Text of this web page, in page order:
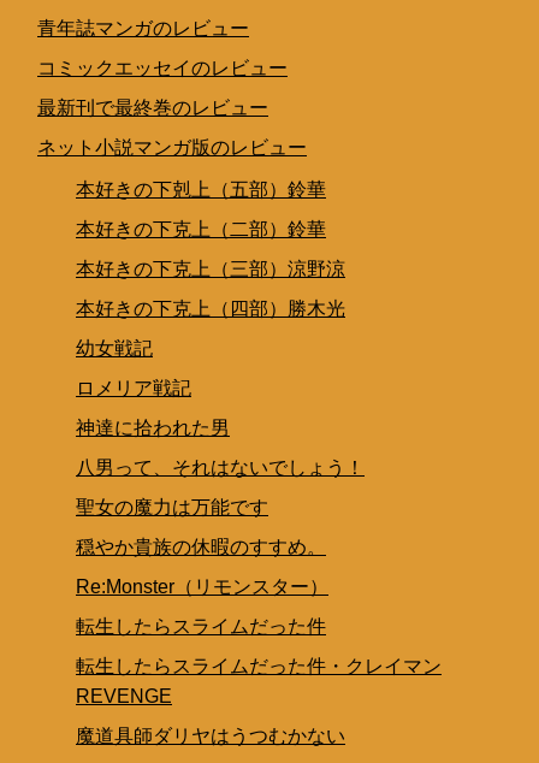
青年誌マンガのレビュー
コミックエッセイのレビュー
最新刊で最終巻のレビュー
ネット小説マンガ版のレビュー
本好きの下剋上（五部）鈴華
本好きの下克上（二部）鈴華
本好きの下克上（三部）涼野涼
本好きの下克上（四部）勝木光
幼女戦記
ロメリア戦記
神達に拾われた男
八男って、それはないでしょう！
聖女の魔力は万能です
穏やか貴族の休暇のすすめ。
Re:Monster（リモンスター）
転生したらスライムだった件
転生したらスライムだった件・クレイマン
REVENGE
魔道具師ダリヤはうつむかない